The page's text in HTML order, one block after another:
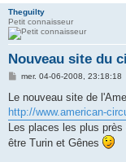
Theguilty
Petit connaisseur
Nouveau site du
M
s
a
g
e
mer. 04-06-2008, 23:18:18
Le nouveau site de
http://www.american-
Les places les plus
être Turin et Gênes